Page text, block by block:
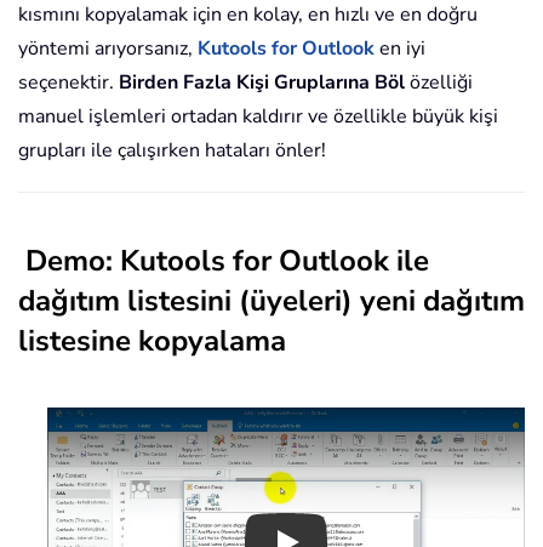
kısmını kopyalamak için en kolay, en hızlı ve en doğru
yöntemi arıyorsanız, Kutools for Outlooken iyi
seçenektir. Birden Fazla Kişi Gruplarına Bölözelliği
manuel işlemleri ortadan kaldırır ve özellikle büyük kişi
grupları ile çalışırken hataları önler!
Demo: Kutools for Outlook ile
dağıtım listesini (üyeleri) yeni dağıtım
listesine kopyalama